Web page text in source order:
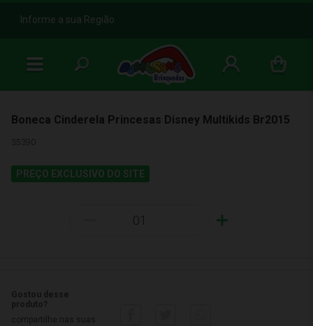
b
Informe a sua Região
Boneca Cinderela Princesas Disney Multikids Br2015
35390
PREÇO EXCLUSIVO DO SITE
+